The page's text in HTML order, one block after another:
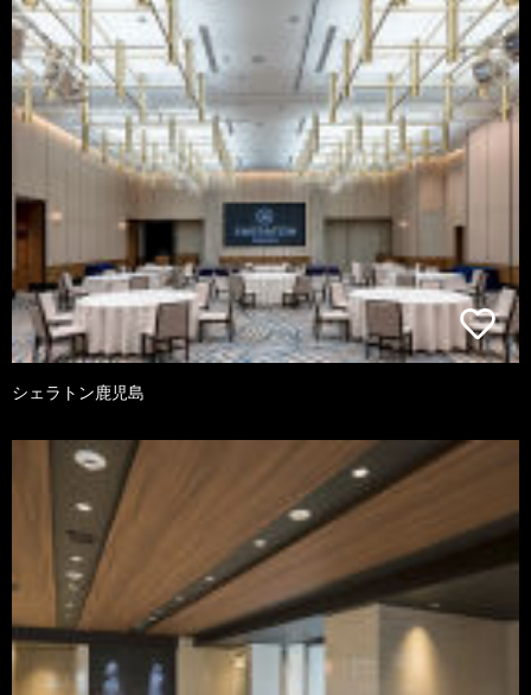
シェラトン鹿児島